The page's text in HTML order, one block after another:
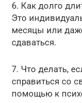
6. Как долго
Это
месяцы или
сдаваться.
7. Что делать,
справиться со
помощью к